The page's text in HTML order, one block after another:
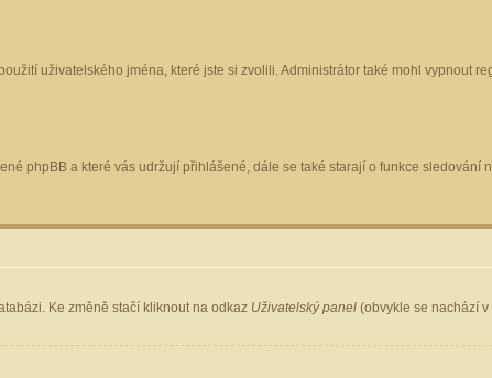
uživatelského jména, které jste si zvolili. Administrátor také mohl vypnout
phpBB a které vás udržují přihlášené, dále se také starají o funkce
Ke změně stačí kliknout na odkaz Uživatelský panel (obvykle se nachází